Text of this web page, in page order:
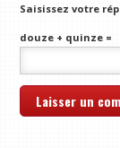
Saisissez votre
douze + quinze =